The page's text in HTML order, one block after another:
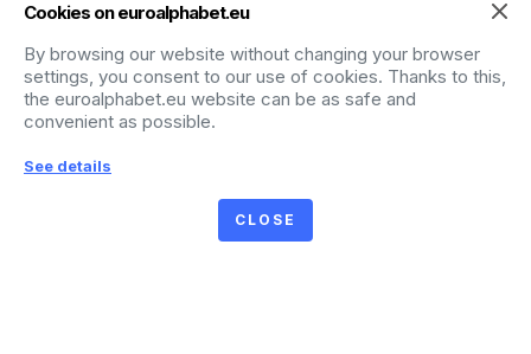
створення субтитрів 2026 року
Cookies on euroalphabet.eu
By browsing our website without changing your browser
settings, you consent to our use of cookies. Thanks to this,
the euroalphabet.eu website can be as safe and
convenient as possible.
See details
CLOSE